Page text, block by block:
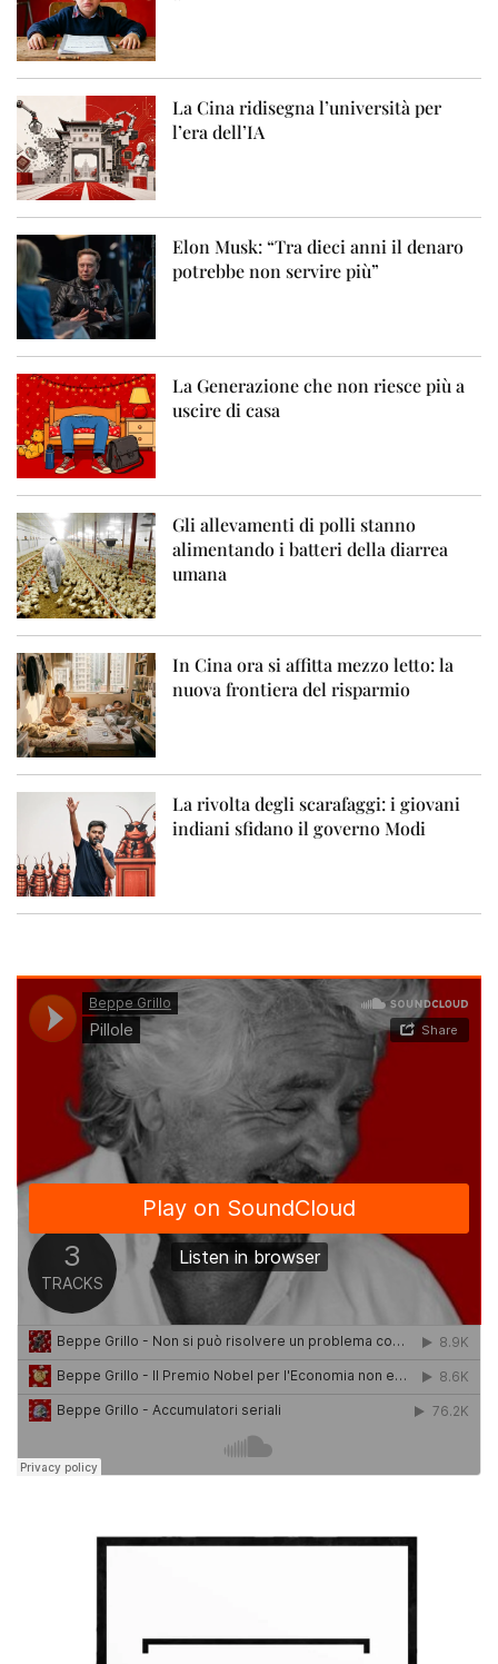
La Cina ridisegna l’università per
l’era dell’IA
Elon Musk: “Tra dieci anni il denaro
potrebbe non servire più”
La Generazione che non riesce più a
uscire di casa
Gli allevamenti di polli stanno
alimentando i batteri della diarrea
umana
In Cina ora si affitta mezzo letto: la
nuova frontiera del risparmio
La rivolta degli scarafaggi: i giovani
indiani sfidano il governo Modi